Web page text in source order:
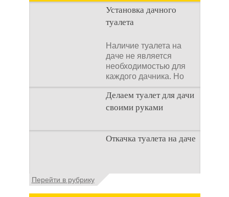
Установка дачного
туалета
Наличие туалета на
даче не является
необходимостью для
каждого дачника. Но
многие люди думают,
что
Делаем туалет для дачи
своими руками
Туалеты для дачи – это
устройства, с которых
дачного участка,
Откачка туалета на даче
Туалет на даче – это
которая изначально
Перейти в рубрику